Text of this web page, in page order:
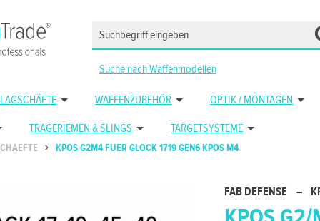
Suche nach Waffenmodellen
WAFFENZUBEHÖR OPTIK / MONTAGEN
TRAGERIEMEN & SLINGS TARGETSYSTEME
KPOS G2M4 FUER GLOCK 1719 GEN6 KPOS M4
FAB DEFENSE –